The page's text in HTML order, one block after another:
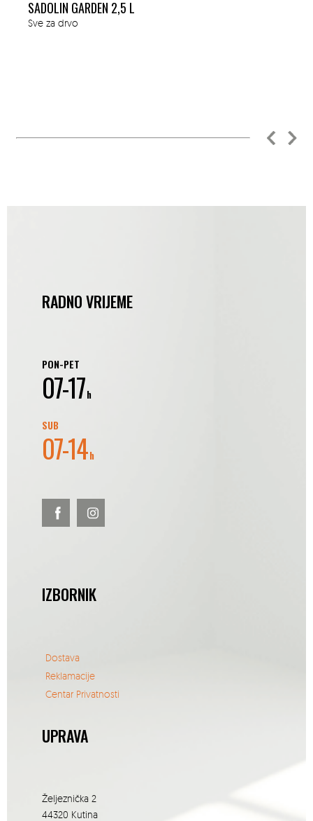
SADOLIN GARDEN 2,5 L
Sve za drvo
RADNO VRIJEME
PON-PET
07-17h
SUB
07-14h
IZBORNIK
Dostava
Reklamacije
Centar Privatnosti
UPRAVA
Željeznička 2
44320 Kutina